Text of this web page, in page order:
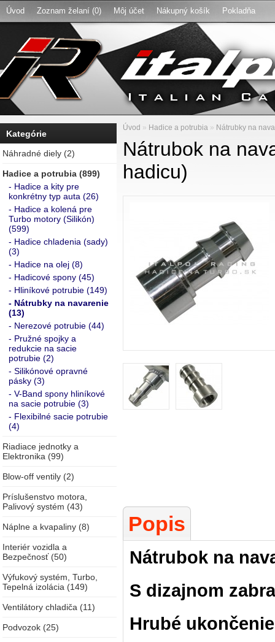
Úvod Zoznam želaní (0) Môj účet Nákupný košík Pokladňa
Kategórie
Náhradné diely (2)
Hadice a potrubia (899)
- Hadice a kity pre
konkrétny typ auta (26)
- Hadice a kolená pre
Turbo motory (Silikón)
(599)
- Hadice chladenia (sady)
(3)
- Hadice na olej (8)
- Hadicové spony (45)
- Hliníkové potrubie (149)
- Nátrubky na navarenie
(13)
- Nerezové potrubie (44)
- Pružné spojky a
redukcie na sacie
potrubie (2)
- Silikónové opravné
pásky (3)
- V-Band spony hliníkové
na sacie potrubie (3)
- Flexibilné sacie potrubie
(4)
Riadiace jednotky a
Elektronika (99)
Blow-off ventily (2)
Príslušenstvo motora,
Palivový systém (43)
Náplne a kvapaliny (8)
Interiér vozidla a
Bezpečnosť (50)
Výfukový systém, Turbo,
Tepelná izolácia (149)
Ventilátory chladiča (11)
Podvozok (25)
Úvod » Hadice a potrubia » Nátrubky na
Nátrubok na
hadicu)
Popis
Nátrubok na
S dizajnom
Hrubé